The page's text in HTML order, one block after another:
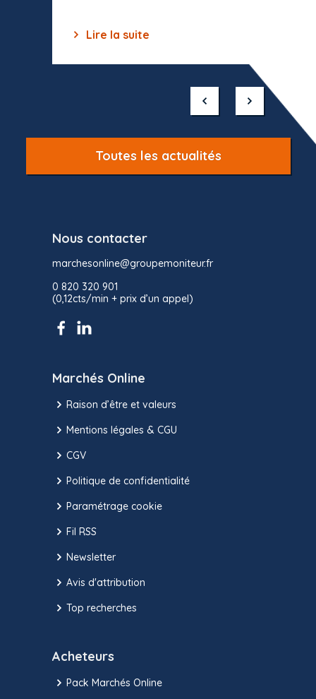
Lire la suite
Toutes les actualités
Nous contacter
marchesonline@groupemoniteur.fr
0 820 320 901
(0,12cts/min + prix d’un appel)
Marchés Online
Raison d’être et valeurs
Mentions légales & CGU
CGV
Politique de confidentialité
Paramétrage cookie
Fil RSS
Newsletter
Avis d'attribution
Top recherches
Acheteurs
Pack Marchés Online